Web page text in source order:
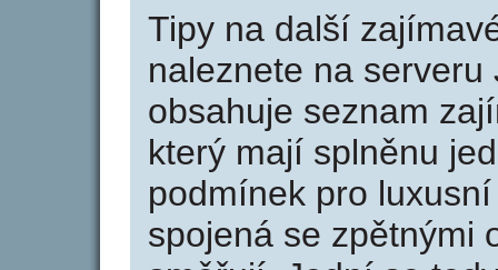
Tipy na další
naleznete na serveru
obsahuje seznam
který mají splněnu
podmínek pro
spojená se zpětnými